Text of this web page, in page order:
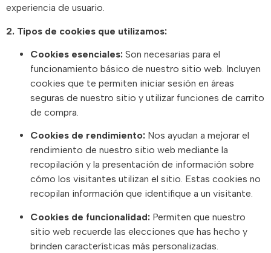
experiencia de usuario.
2. Tipos de cookies que utilizamos:
Cookies esenciales: Son necesarias para el
funcionamiento básico de nuestro sitio web. Incluyen
cookies que te permiten iniciar sesión en áreas
seguras de nuestro sitio y utilizar funciones de carrito
de compra.
Cookies de rendimiento: Nos ayudan a mejorar el
rendimiento de nuestro sitio web mediante la
recopilación y la presentación de información sobre
cómo los visitantes utilizan el sitio. Estas cookies no
recopilan información que identifique a un visitante.
Cookies de funcionalidad: Permiten que nuestro
sitio web recuerde las elecciones que has hecho y
brinden características más personalizadas.